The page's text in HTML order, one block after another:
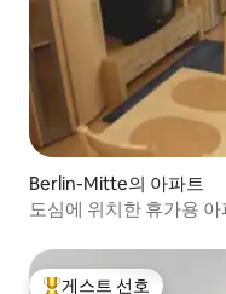
Berlin-Mitte의 아파트
도심에 위치한 휴가용 아
게스트 선호